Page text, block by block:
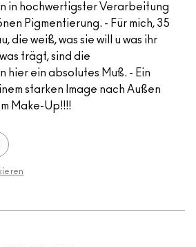
in hochwertigster Verarbeitung
Pigmentierung. - Für mich, 35
die weiß, was sie will u was ihr
trägt, sind die
hier ein absolutes Muß. - Ein
starken Image nach Außen
Make-Up!!!!